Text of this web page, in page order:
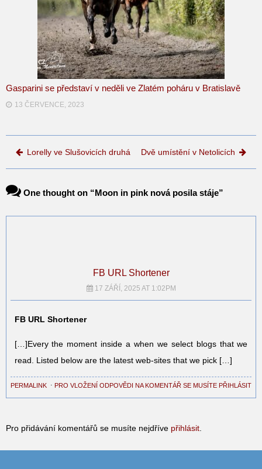
Gasparini se představí v neděli ve Zlatém poháru v Bratislavě
13 ČERVENCE, 2023
Post navigation
Lorelly ve Slušovicích druhá Dvě umístění v Netolicích
One thought on “Moon in pink nová posila stáje”
FB URL Shortener
17 ZÁŘÍ, 2025 AT 1:02PM
FB URL Shortener
[…]Every the moment inside a when we select blogs that we
read. Listed below are the latest web-sites that we pick […]
PERMALINK ⋅ PRO VLOŽENÍ ODPOVĚDI NA KOMENTÁŘ SE MUSÍTE PŘIHLÁSIT
Pro přidávání komentářů se musíte nejdříve přihlásit